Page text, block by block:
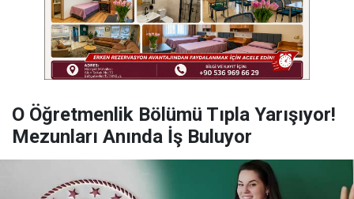
O Öğretmenlik Bölümü Tıpla Yarışıyor!
Mezunları Anında İş Buluyor